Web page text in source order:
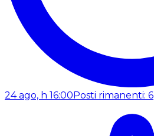
24 ago, h 16:00 Posti rimanenti: 6